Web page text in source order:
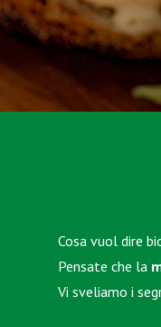
Cosa vuol dire
Pensate che la
Vi sveliamo i